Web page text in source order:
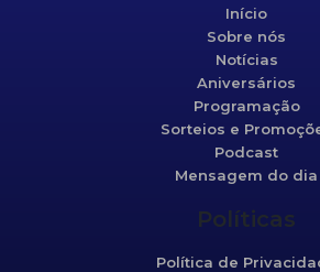
Início
Sobre nós
Notícias
Aniversários
Programação
Sorteios e
Podcast
Mensagem do dia
Políticas
Política de